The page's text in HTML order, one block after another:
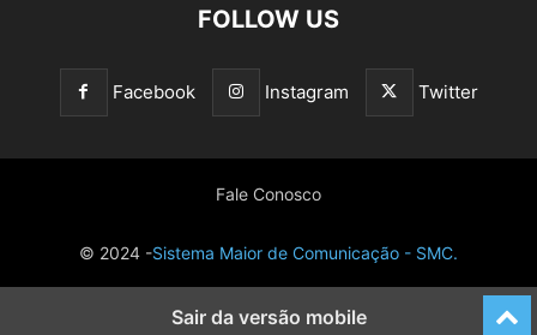
FOLLOW US
Facebook Instagram Twitter
Fale Conosco
© 2024 -Sistema Maior de Comunicação - SMC.
Sair da versão mobile